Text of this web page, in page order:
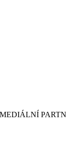
MEDIÁLNÍ